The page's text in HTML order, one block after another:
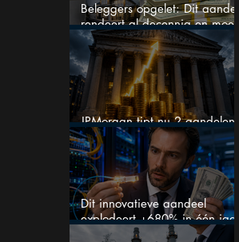
Beleggers opgelet: Dit aandeel
rendeert al decennia en moet
op je watchlist staan!
JPMorgan tipt nu 2 aandelen
voor augustus
Dit innovatieve aandeel
explodeert +680% in één jaar
en blijft maar stijgen